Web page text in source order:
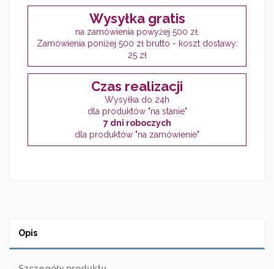
Wysyłka gratis
na zamówienia powyżej 500 zł.
Zamówienia poniżej 500 zł brutto - koszt dostawy:
25 zł
Czas realizacji
Wysyłka do 24h
dla produktów "na stanie"
7 dni roboczych
dla produktów "na zamówienie"
Opis